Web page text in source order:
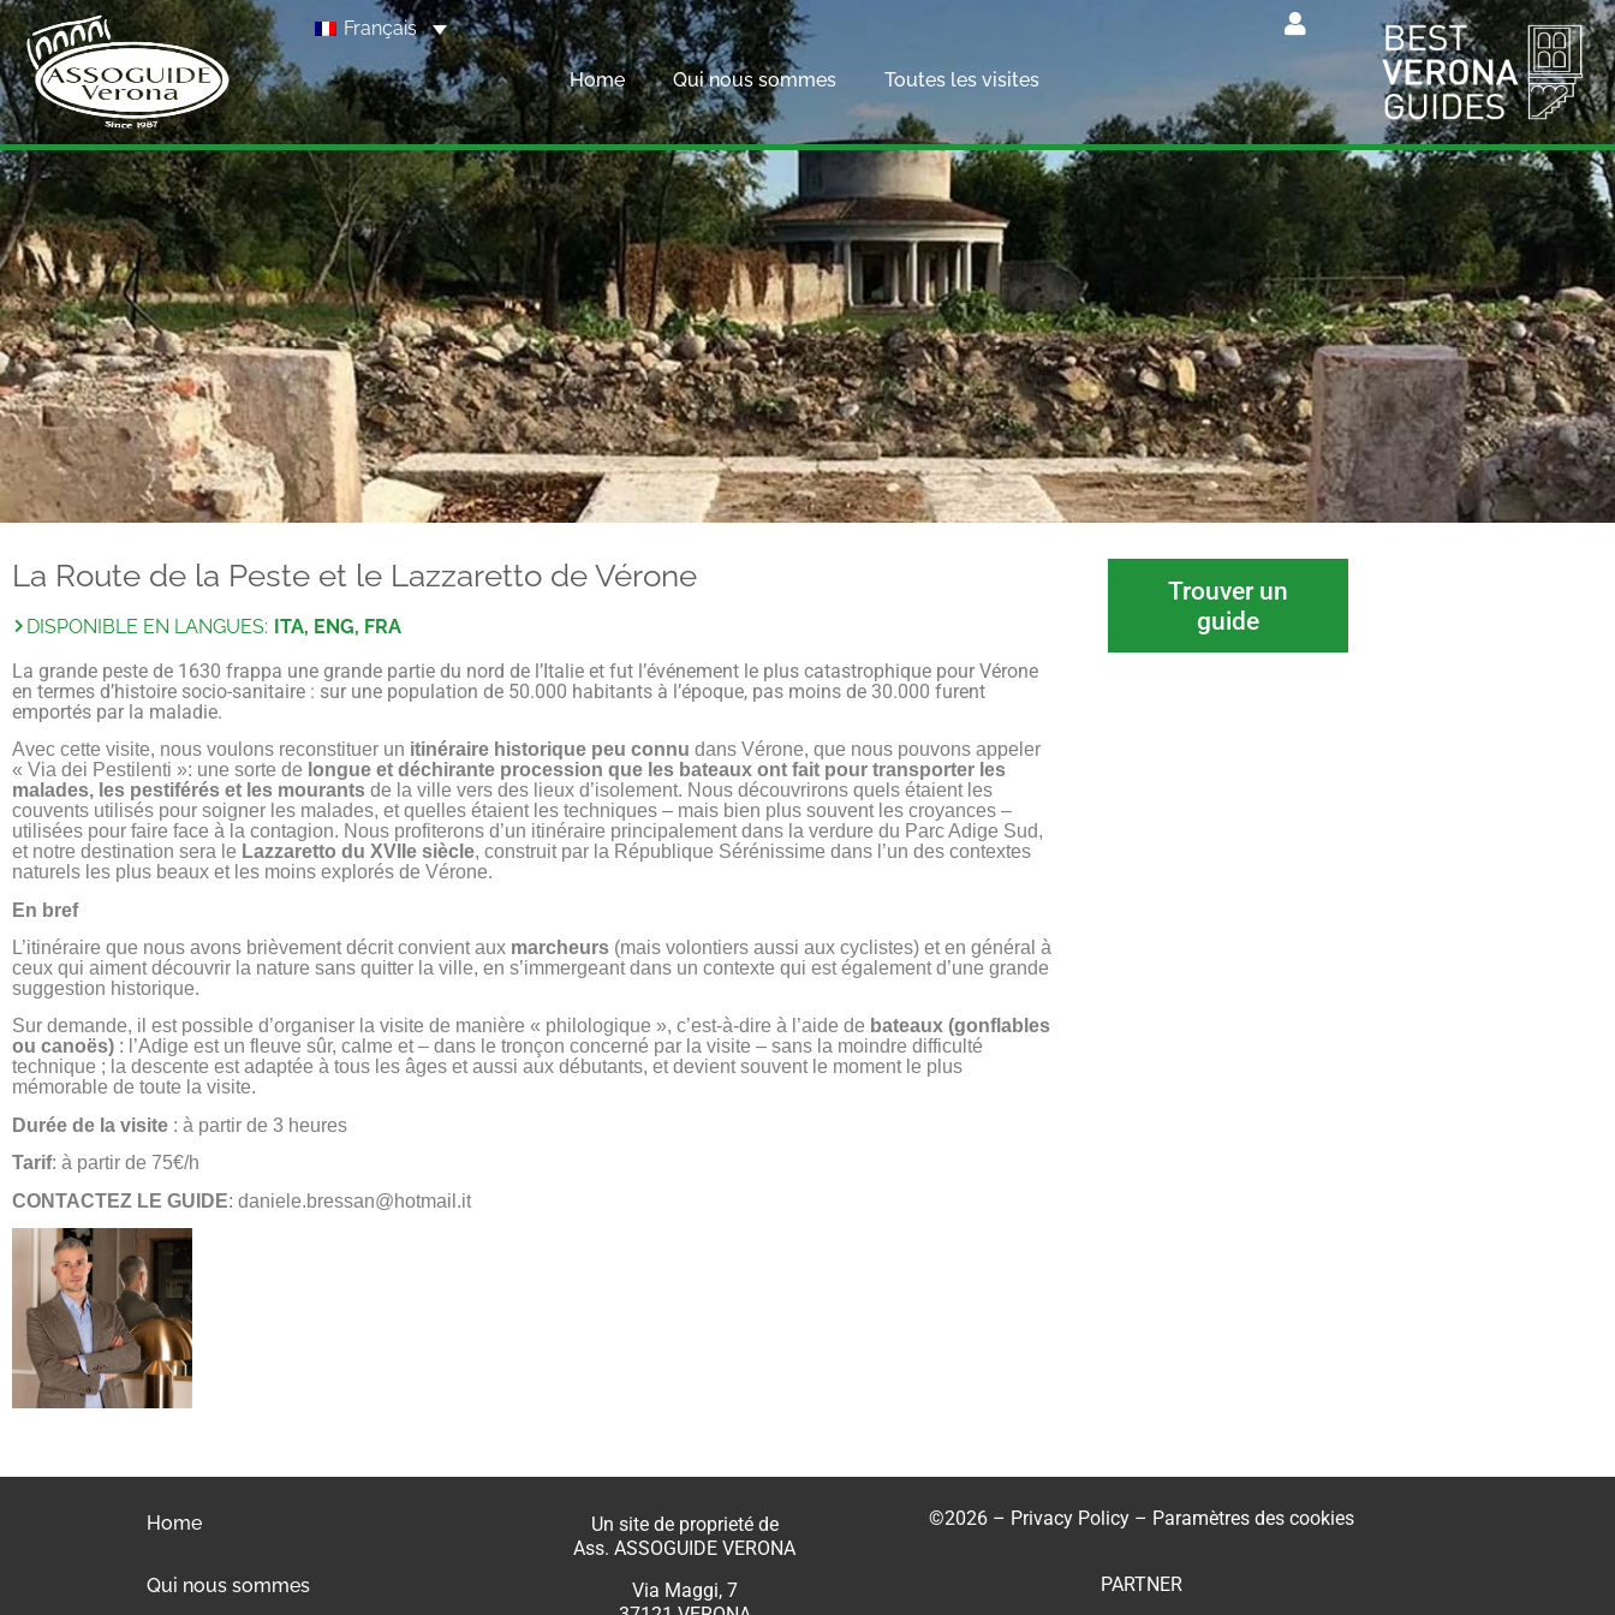
Français
Home Qui nous sommes Toutes les visites
La Route de la Peste et le Lazzaretto de Vérone
DISPONIBLE EN LANGUES: ITA, ENG, FRA
La grande peste de 1630 frappa une grande partie du nord de l’Italie et fut l’événement le plus catastrophique pour Vérone
en termes d’histoire socio-sanitaire : sur une population de 50.000 habitants à l’époque, pas moins de 30.000 furent
emportés par la maladie.
Avec cette visite, nous voulons reconstituer un itinéraire historique peu connu dans Vérone, que nous pouvons appeler
« Via dei Pestilenti »: une sorte de longue et déchirante procession que les bateaux ont fait pour transporter les
malades, les pestiférés et les mourants de la ville vers des lieux d’isolement. Nous découvrirons quels étaient les
couvents utilisés pour soigner les malades, et quelles étaient les techniques – mais bien plus souvent les croyances –
utilisées pour faire face à la contagion. Nous profiterons d’un itinéraire principalement dans la verdure du Parc Adige Sud,
et notre destination sera le Lazzaretto du XVIIe siècle, construit par la République Sérénissime dans l’un des contextes
naturels les plus beaux et les moins explorés de Vérone.
En bref
L’itinéraire que nous avons brièvement décrit convient aux marcheurs (mais volontiers aussi aux cyclistes) et en général à
ceux qui aiment découvrir la nature sans quitter la ville, en s’immergeant dans un contexte qui est également d’une grande
suggestion historique.
Sur demande, il est possible d’organiser la visite de manière « philologique », c’est-à-dire à l’aide de bateaux (gonflables
ou canoës) : l’Adige est un fleuve sûr, calme et – dans le tronçon concerné par la visite – sans la moindre difficulté
technique ; la descente est adaptée à tous les âges et aussi aux débutants, et devient souvent le moment le plus
mémorable de toute la visite.
Durée de la visite : à partir de 3 heures
Tarif: à partir de 75€/h
CONTACTEZ LE GUIDE: daniele.bressan@hotmail.it
Trouver un
guide
Home
Qui nous sommes
Un site de proprieté de
Ass. ASSOGUIDE VERONA
Via Maggi, 7
©2026 – Privacy Policy– Paramètres des cookies
PARTNER